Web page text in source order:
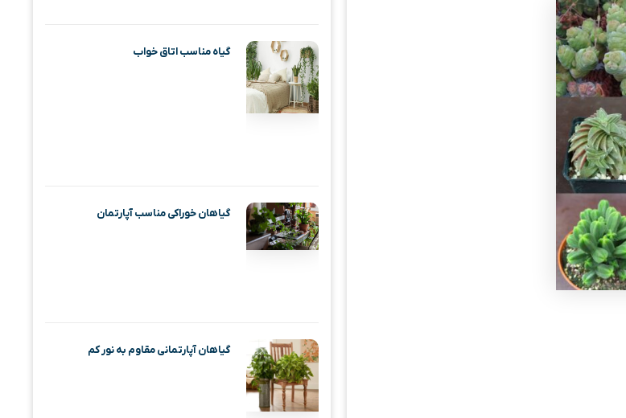
گیاه مناسب اتاق خواب
گیاهان خوراکی مناسب آپارتمان
گیاهان آپارتمانی مقاوم به نور کم